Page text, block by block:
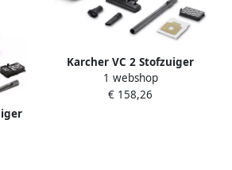
Karcher VC 2 Stofzuiger
1.198-035.0
1 webshop
€ 158,26